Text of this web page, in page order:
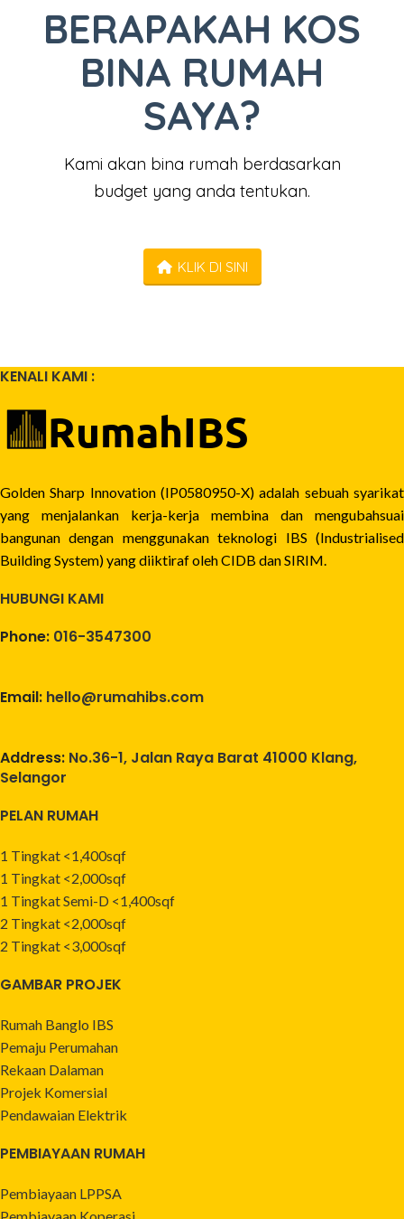
BERAPAKAH KOS
BINA RUMAH
SAYA?
Kami akan bina rumah berdasarkan
budget yang anda tentukan.
KLIK DI SINI
KENALI KAMI :
Golden Sharp Innovation (IP0580950-X) adalah sebuah syarikat
yang menjalankan kerja-kerja membina dan mengubahsuai
bangunan dengan menggunakan teknologi IBS (Industrialised
Building System) yang diiktiraf oleh CIDB dan SIRIM.
HUBUNGI KAMI
Phone: 016-3547300
Email: hello@rumahibs.com
Address: No.36-1, Jalan Raya Barat 41000 Klang,
Selangor
PELAN RUMAH
1 Tingkat <1,400sqf
1 Tingkat <2,000sqf
1 Tingkat Semi-D <1,400sqf
2 Tingkat <2,000sqf
2 Tingkat <3,000sqf
GAMBAR PROJEK
Rumah Banglo IBS
Pemaju Perumahan
Rekaan Dalaman
Projek Komersial
Pendawaian Elektrik
PEMBIAYAAN RUMAH
Pembiayaan LPPSA